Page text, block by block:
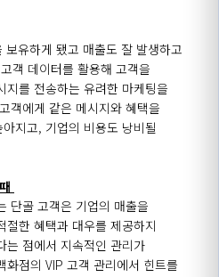
유하게 됐고 매출도 잘 발생하고
객 데이터를 활용해 고객을
지를 전송하는 유려한 마케팅을
객에게 같은 메시지와 혜택을
지고, 기업의 비용도 낭비될
단골 고객은 기업의 매출을
절한 혜택과 대우를 제공하지
는 점에서 지속적인 관리가
화점의 VIP 고객 관리에서 힌트를